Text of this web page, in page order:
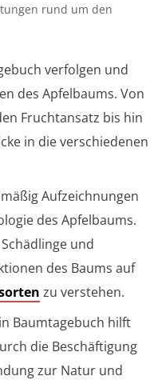
rund um den
verfolgen und
des Apfelbaums. Von
Fruchtansatz bis hin
in die verschiedenen
Aufzeichnungen
des Apfelbaums.
und
des Baums auf
zu verstehen.
Baumtagebuch hilft
die Beschäftigung
zur Natur und